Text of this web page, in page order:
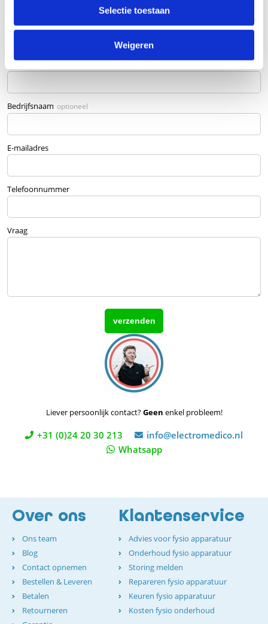
Selectie toestaan
Weigeren
Product
Bedrijfsnaam optioneel
E-mailadres
Telefoonnummer
Vraag
Liever persoonlijk contact?Geen enkel probleem!
+31 (0)24 20 30 213
info@electromedico.nl
Whatsapp
Over ons
Ons team
Blog
Contact opnemen
Bestellen & Leveren
Betalen
Retourneren
Klantenservice
Advies voor fysio apparatuur
Onderhoud fysio apparatuur
Storing melden
Repareren fysio apparatuur
Keuren fysio apparatuur
Kosten fysio onderhoud